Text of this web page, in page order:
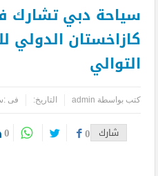
سياحة دبي
كازاخستان الدولي
التوالي
كتب بواسطة admin التاريخ: فى :
شارك 0
0